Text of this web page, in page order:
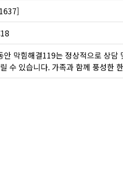
안 막힘해결119는 정상적으로 상
수 있습니다. 가족과 함께 풍성한